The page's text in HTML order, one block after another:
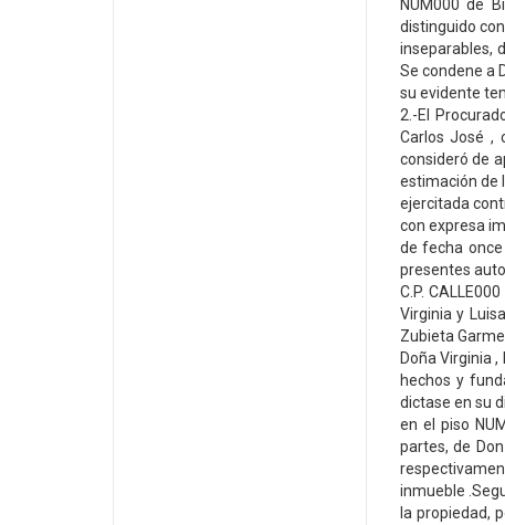
NUM000 de
distinguido
inseparables,
Se condene a
su evidente
2.-El
Carlos José ,
consideró de
estimación de
ejercitada
con expresa
de fecha
presentes
C.P.
Virginia y
Zubieta
Doña Virginia
hechos y
dictase en su
en el piso
partes, de
inmueble
la propiedad,